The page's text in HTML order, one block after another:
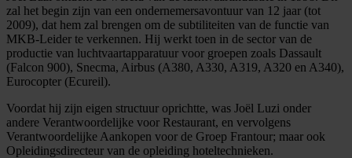
zal het begin zijn van een ondernemersavontuur van 12 jaar (tot
2009), dat hem zal brengen om de subtiliteiten van de functie van
MKB-Leider te verkennen. Hij werkt toen in de sector van de
productie van luchtvaartapparatuur voor groepen zoals Dassault
(Falcon 900), Snecma, Airbus (A380, A330, A319, A320 en A340),
Eurocopter (Ecureil).
Voordat hij zijn eigen structuur oprichtte, was Joël Luzi onder
andere Verantwoordelijke voor Restaurant, en vervolgens
Verantwoordelijke Aankopen voor de Groep Frantour; maar ook
Opleidingsdirecteur van de opleiding hoteltechnieken.